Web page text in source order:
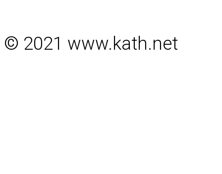
© 2021 www.kath.net